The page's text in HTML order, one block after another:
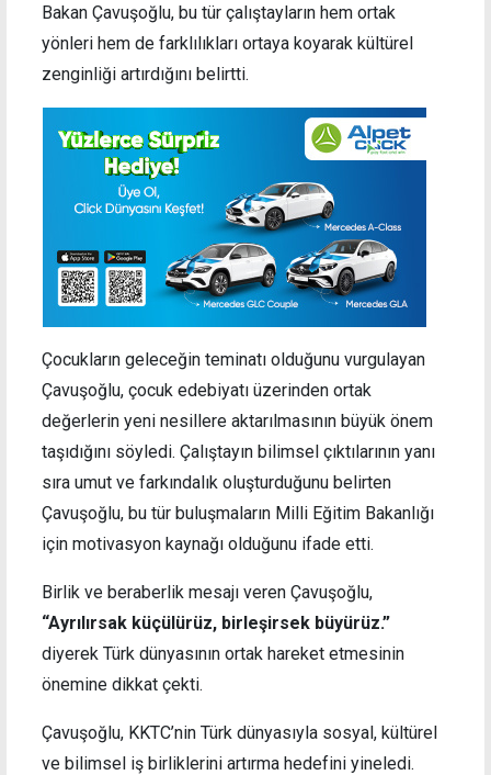
Bakan Çavuşoğlu, bu tür çalıştayların hem ortak
yönleri hem de farklılıkları ortaya koyarak kültürel
zenginliği artırdığını belirtti.
Çocukların geleceğin teminatı olduğunu vurgulayan
Çavuşoğlu, çocuk edebiyatı üzerinden ortak
değerlerin yeni nesillere aktarılmasının büyük önem
taşıdığını söyledi. Çalıştayın bilimsel çıktılarının yanı
sıra umut ve farkındalık oluşturduğunu belirten
Çavuşoğlu, bu tür buluşmaların Milli Eğitim Bakanlığı
için motivasyon kaynağı olduğunu ifade etti.
Birlik ve beraberlik mesajı veren Çavuşoğlu,
“Ayrılırsak küçülürüz, birleşirsek büyürüz.”
diyerek Türk dünyasının ortak hareket etmesinin
önemine dikkat çekti.
Çavuşoğlu, KKTC’nin Türk dünyasıyla sosyal, kültürel
ve bilimsel iş birliklerini artırma hedefini yineledi.